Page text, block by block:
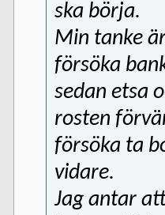
ska börja.
Min tanke
försöka
sedan etsa
rosten
försöka ta
vidare.
Jag antar